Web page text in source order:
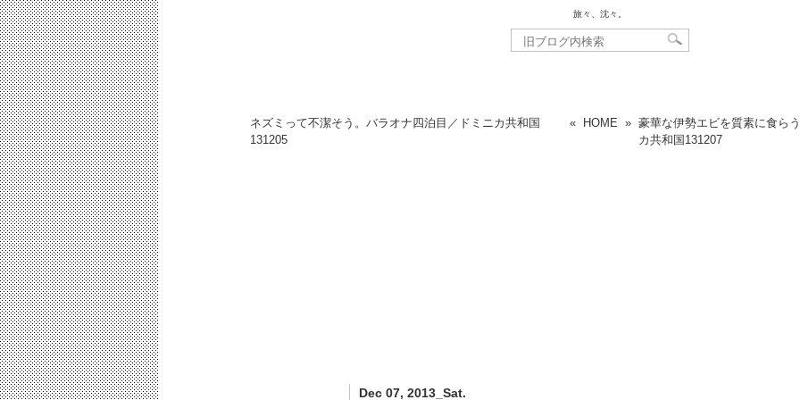
旅々、沈々。
ネズミって不潔そう。バラオナ四泊目／ドミニカ共和国
131205
« HOME » 豪華な伊勢エビを質素に食ら
カ共和国 131207
Dec 07, 2013_Sat.